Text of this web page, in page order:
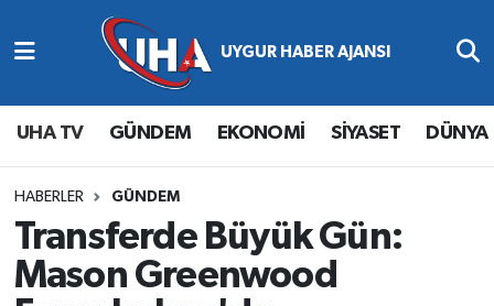
UHA TV GÜNDEM EKONOMİ SİYASET DÜNYA
HABERLER GÜNDEM
Transferde Büyük Gün:
Mason Greenwood
Abone Ol
Gündem
Ekonomi
Magazin
Nöbetçi Eczaneler
Hava Durumu
Namaz Vakitleri
Trafik Durumu